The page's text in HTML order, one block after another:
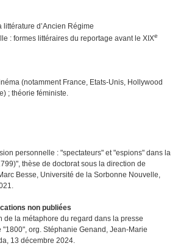
d’Ancien Régime
: formes littéraires du reportage avant le XIXe
(notamment France, Etats-Unis, Hollywood
; théorie féministe.
personnelle : "spectateurs" et "espions" dans la
thèse de doctorat sous la direction de
Besse, Université de la Sorbonne Nouvelle,
non publiées
de la métaphore du regard dans la presse
org. Stéphanie Genand, Jean-Marie
13 décembre 2024.